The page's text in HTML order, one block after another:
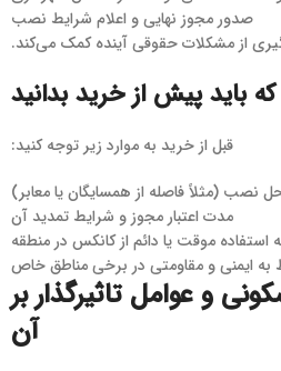
صدور مجوز نهایی و اعلام شرایط نصب
از مشکلات حقوقی آینده کمک می‌کند.
باید پیش از خرید بدانید
قبل از خرید به موارد زیر توجه کنید:
(مثلاً فاصله از همسایگان یا معابر)
مدت اعتبار مجوز و شرایط تمدید آن
استفاده موقت یا دائم از کانکس در منطقه
به ایمنی و مقاومتی در برخی مناطق خاص
و عوامل تاثیرگذار بر
آن